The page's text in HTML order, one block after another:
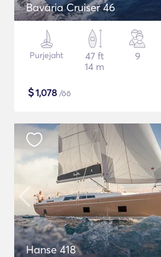
Bavaria Cruiser 46
Purjejaht
47 ft
14 m
9
$1,078 /öö
Hanse 418